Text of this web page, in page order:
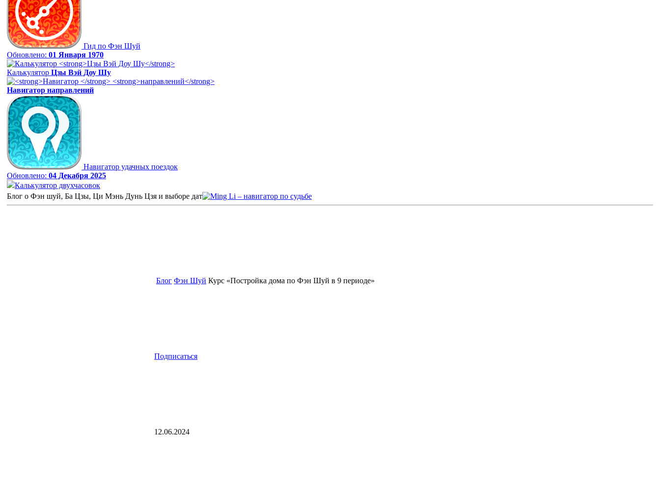
Гид по Фэн Шуй
Обновлено: 01 Января 1970
Калькулятор Цзы Вэй Доу Шу
Навигатор направлений
Навигатор удачных поездок
Обновлено: 04 Декабря 2025
Калькулятор двухчасовок
Блог о Фэн шуй, Ба Цзы, Ци Мэнь Дунь Цзя и выборе дат
Блог Фэн Шуй Курс «Постройка дома по Фэн Шуй в 9 периоде»
Подписаться
12.06.2024